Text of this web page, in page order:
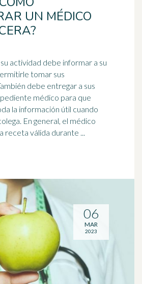
UN MÉDICO
actividad debe informar a su
tomar sus
debe entregar a sus
médico para que
la información útil cuando
el médico
receta válida durante ...
06
MAR
2023